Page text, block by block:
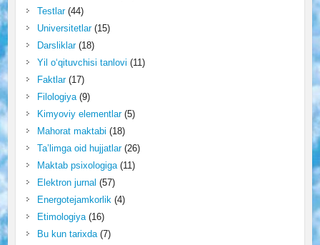
Testlar(44)
Universitetlar(15)
Darsliklar(18)
Yil o‘qituvchisi tanlovi (11)
Faktlar(17)
Filologiya(9)
Kimyoviy elementlar(5)
Mahorat maktabi (18)
Ta’limga oid hujjatlar(26)
Maktab psixologiga(11)
Elektron jurnal (57)
Energotejamkorlik(4)
Etimologiya(16)
Bu kun tarixda(7)